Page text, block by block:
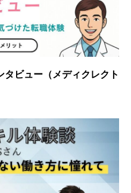
タビュー（メディクレクト